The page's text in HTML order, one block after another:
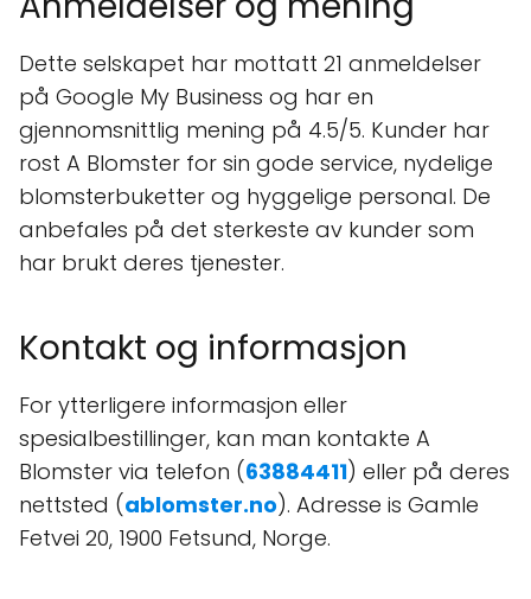
Dette selskapet har mottatt 21 anmeldelser
på Google My Business og har en
gjennomsnittlig mening på 4.5/5. Kunder har
rost A Blomster for sin gode service, nydelige
blomsterbuketter og hyggelige personal. De
anbefales på det sterkeste av kunder som
har brukt deres tjenester.
Kontakt og informasjon
For ytterligere informasjon eller
spesialbestillinger, kan man kontakte A
Blomster via telefon (63884411) eller på deres
nettsted (ablomster.no). Adresse is Gamle
Fetvei 20, 1900 Fetsund, Norge.